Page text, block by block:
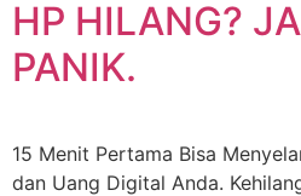
HP HILANG?
PANIK.
15 Menit Pertama Bisa
dan Uang Digital Anda.